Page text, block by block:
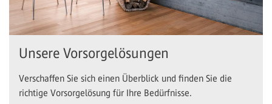
Unsere Vorsorgelösungen
Verschaffen Sie sich einen Überblick und finden Sie die
richtige Vorsorgelösung für Ihre Bedürfnisse.